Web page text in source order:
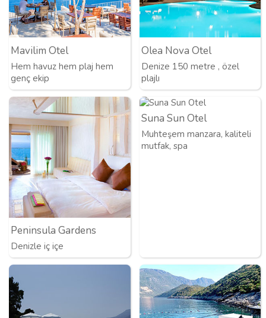
Mavilim Otel
Hem havuz hem plaj hem
genç ekip
Olea Nova Otel
Denize 150 metre , özel
plajlı
Peninsula Gardens
Denizle iç içe
Suna Sun Otel
Muhteşem manzara, kaliteli
mutfak, spa